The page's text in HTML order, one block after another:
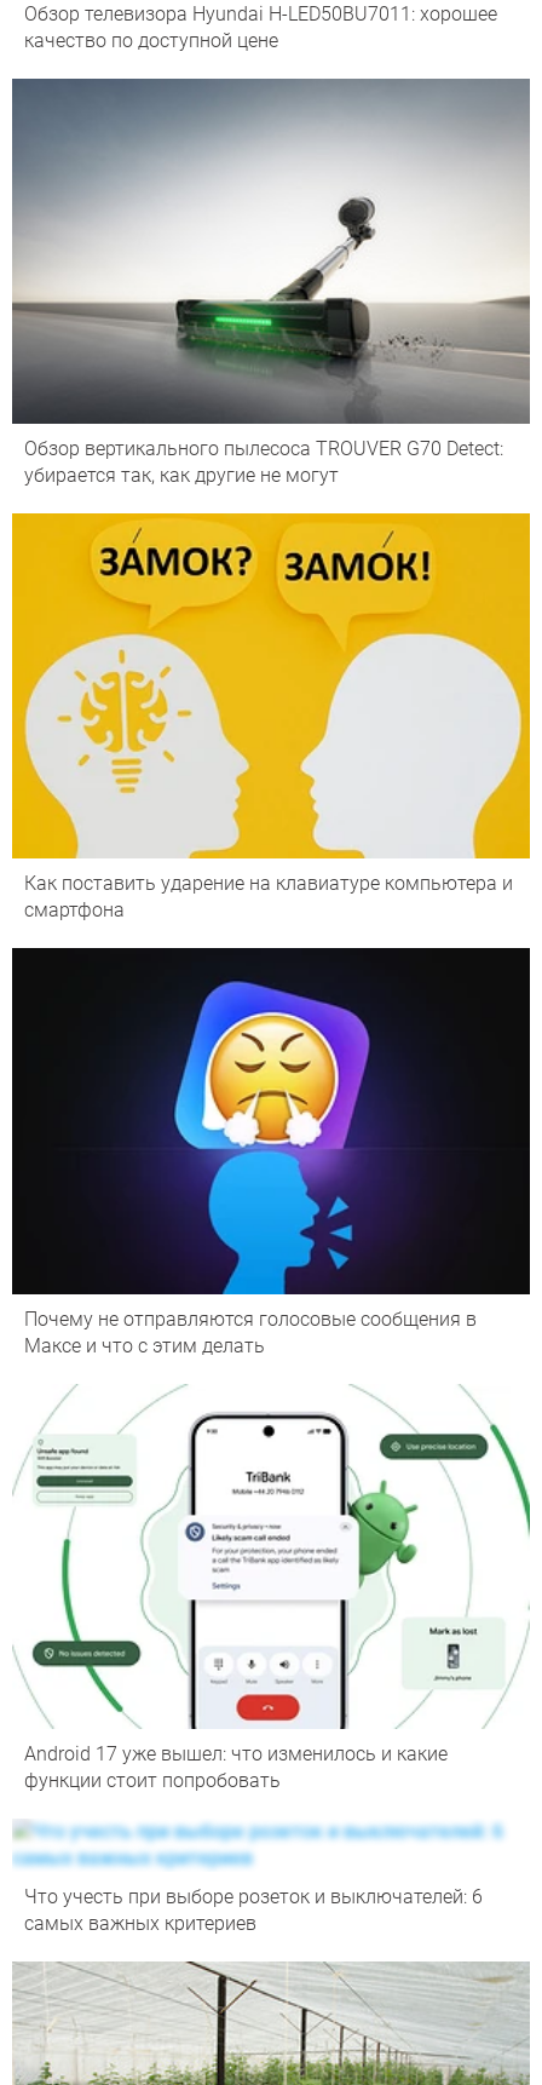
Обзор телевизора Hyundai H-LED50BU7011: хорошее
качество по доступной цене
Обзор вертикального пылесоса TROUVER G70 Detect:
убирается так, как другие не могут
Как поставить ударение на клавиатуре компьютера и
смартфона
Почему не отправляются голосовые сообщения в
Максе и что с этим делать
Android 17 уже вышел: что изменилось и какие
функции стоит попробовать
Что учесть при выборе розеток и выключателей: 6
самых важных критериев